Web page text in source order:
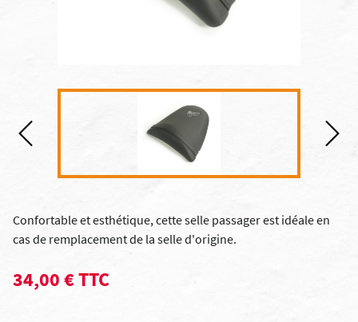
Confortable et esthétique, cette selle passager est idéale en
cas de remplacement de la selle d'origine.
34,00 € TTC